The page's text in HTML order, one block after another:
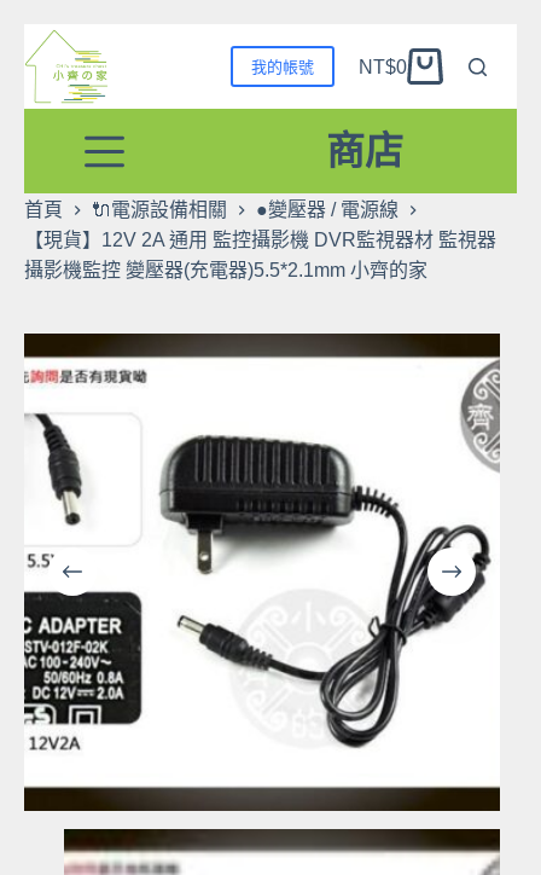
至
主
容
我的帳號
購
物
車
NT$0
商店
首頁 🔌電源設備相關
●變壓器 / 電源線
【現貨】12V 2A 通用 監控攝影機 DVR監視器材 監視器
攝影機監控 變壓器(充電器)5.5*2.1mm 小齊的家